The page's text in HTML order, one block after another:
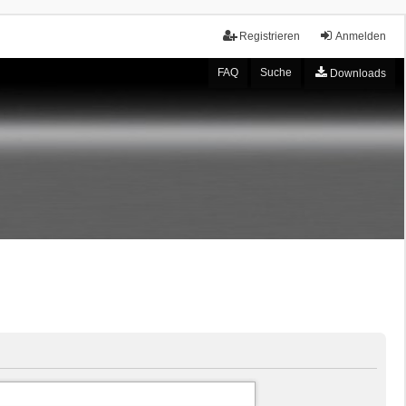
Anmelden
Registrieren
FAQ Suche Downloads